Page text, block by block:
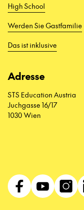
High School
Werden Sie Gastfamilie
Das ist inklusive
Adresse
STS Education Austria
Juchgasse 16/17
1030 Wien